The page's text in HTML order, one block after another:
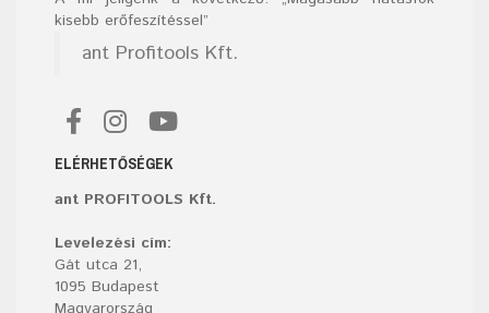
kisebb erőfeszítéssel”
ant Profitools Kft.
ELÉRHETŐSÉGEK
ant PROFITOOLS Kft.
Levelezési cím:
Gát utca 21,
1095 Budapest
Magyarország